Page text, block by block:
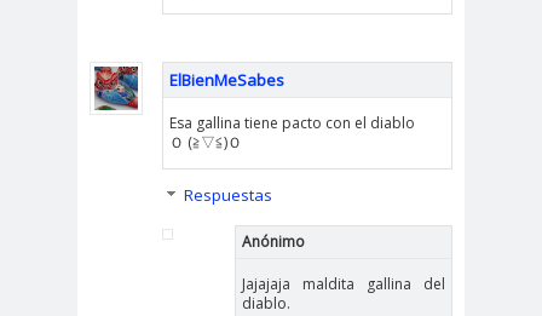
ElBienMeSabes
Esa gallina tiene pacto con el diablo
Ｏ (≧▽≦)Ｏ
Respuestas
Anónimo
Jajajaja maldita gallina del
diablo.